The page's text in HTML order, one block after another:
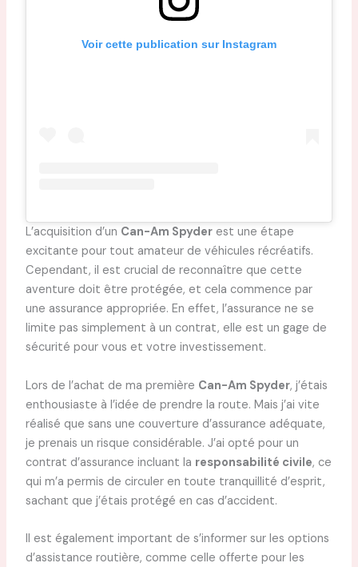
Voir cette publication sur Instagram
L’acquisition d’un Can-Am Spyderest une étape
excitante pour tout amateur de véhicules récréatifs.
Cependant, il est crucial de reconnaître que cette
aventure doit être protégée, et cela commence par
une assurance appropriée. En effet, l’assurance ne se
limite pas simplement à un contrat, elle est un gage de
sécurité pour vous et votre investissement.
Lors de l’achat de ma première Can-Am Spyder, j’étais
enthousiaste à l’idée de prendre la route. Mais j’ai vite
réalisé que sans une couverture d’assurance adéquate,
je prenais un risque considérable. J’ai opté pour un
contrat d’assurance incluant la responsabilité civile, ce
qui m’a permis de circuler en toute tranquillité d’esprit,
sachant que j’étais protégé en cas d’accident.
Il est également important de s’informer sur les options
d’assistance routière, comme celle offerte pour les